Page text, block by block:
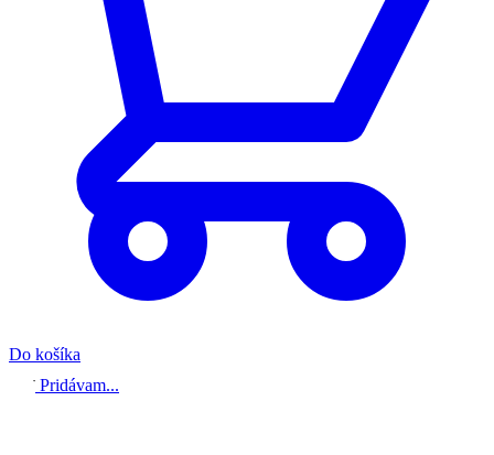
Do košíka
Pridávam...